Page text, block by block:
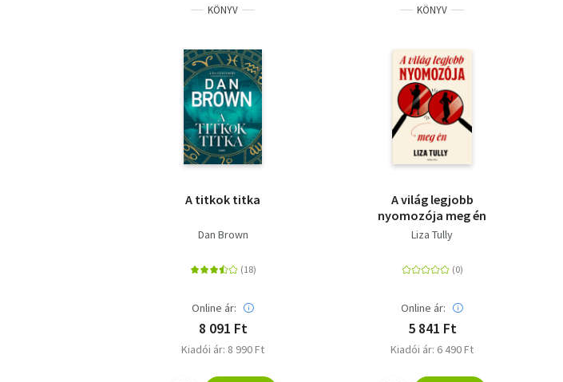
KÖNYV
A titkok titka
Dan Brown
Online ár:
8 091 Ft
Kiadói ár: 8 990 Ft
KÖNYV
A világ legjobb
nyomozója meg én
Liza Tully
Online ár:
5 841 Ft
Kiadói ár: 6 490 Ft